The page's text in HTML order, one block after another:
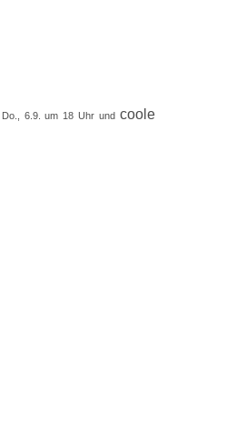
6.9. um 18 Uhr und coole